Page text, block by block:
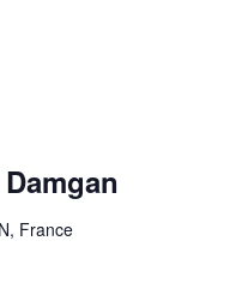
France